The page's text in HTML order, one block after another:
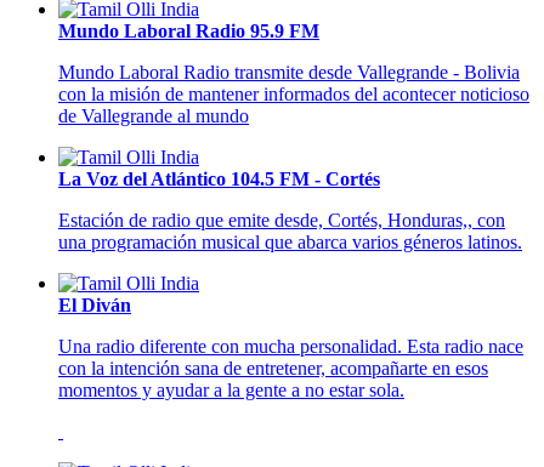
Mundo Laboral Radio 95.9 FM
Mundo Laboral Radio transmite desde Vallegrande - Bolivia
con la misión de mantener informados del acontecer noticioso
de Vallegrande al mundo
La Voz del Atlántico 104.5 FM - Cortés
Estación de radio que emite desde, Cortés, Honduras,, con
una programación musical que abarca varios géneros latinos.
El Diván
Una radio diferente con mucha personalidad. Esta radio nace
con la intención sana de entretener, acompañarte en esos
momentos y ayudar a la gente a no estar sola.